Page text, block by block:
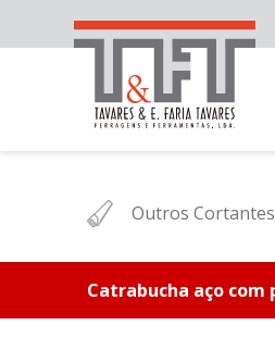
Outros Cortantes
Catrabucha aço com